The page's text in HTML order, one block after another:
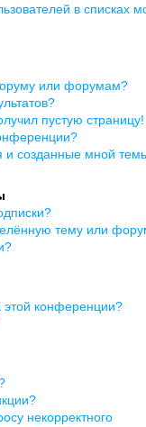
в списках
или форумам?
пустую страницу!
и созданные мной
тему или
конференции?
некорректного